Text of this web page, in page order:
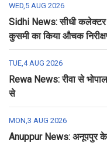
WED,5 AUG 2026
Sidhi News: सीधी कलेक्टर
कुसमी का किया औचक
TUE,4 AUG 2026
Rewa News: रीवा से
से
MON,3 AUG 2026
Anuppur News: अनूपपुर के